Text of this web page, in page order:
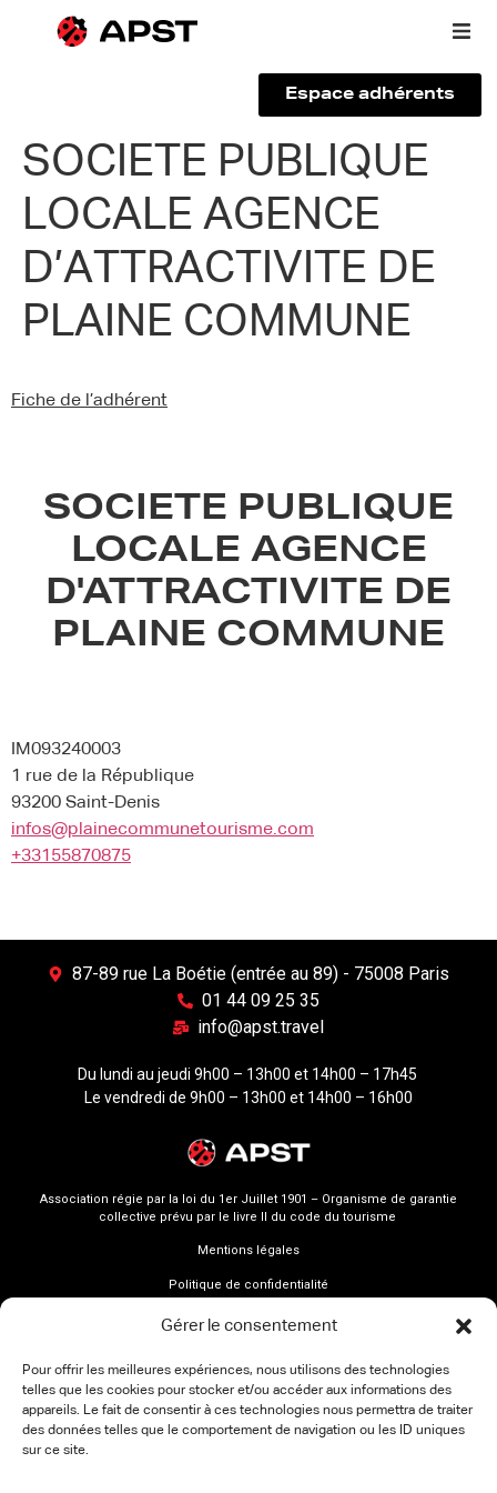
Gérer le consentement
Pour offrir les meilleures expériences, nous utilisons des technologies
telles que les cookies pour stocker et/ou accéder aux informations des
appareils. Le fait de consentir à ces technologies nous permettra de traiter
des données telles que le comportement de navigation ou les ID uniques
sur ce site.
Qui sommes-nous ?
Vous êtes un voyageur
Adhérer à l’APST
Actualités
Espace adhérents
SOCIETE PUBLIQUE
LOCALE AGENCE
D’ATTRACTIVITE DE
PLAINE COMMUNE
Fiche de l’adhérent
SOCIETE PUBLIQUE
LOCALE AGENCE
D'ATTRACTIVITE DE
PLAINE COMMUNE
IM093240003
1 rue de la République
93200 Saint-Denis
infos@plainecommunetourisme.com
+33155870875
87-89 rue La Boétie (entrée au 89) - 75008 Paris
01 44 09 25 35
info@apst.travel
Du lundi au jeudi 9h00 – 13h00 et 14h00 – 17h45
Le vendredi de 9h00 – 13h00 et 14h00 – 16h00
Association régie par la loi du 1er Juillet 1901 – Organisme de garantie
collective prévu par le livre II du code du tourisme
Mentions légales
Politique de confidentialité